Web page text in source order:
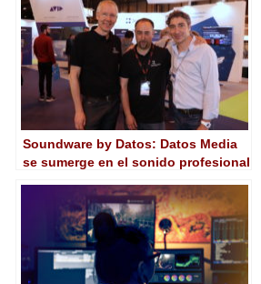
Soundware by Datos: Datos Media
se sumerge en el sonido profesional